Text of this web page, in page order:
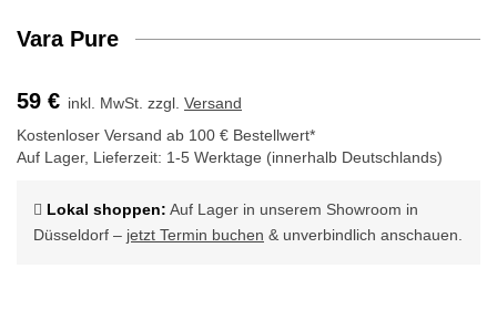
n
n
Vara Pure
59 € inkl. MwSt. zzgl. Versand
Kostenloser Versand ab 100 € Bestellwert*
Auf Lager, Lieferzeit: 1-5 Werktage (innerhalb Deutschlands)
Lokal shoppen: Auf Lager in unserem Showroom in
Düsseldorf – jetzt Termin buchen & unverbindlich anschauen.